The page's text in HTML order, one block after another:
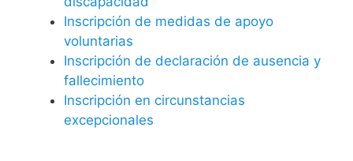
Inscripción de medidas de apoyo
voluntarias
Inscripción de declaración de ausencia y
fallecimiento
Inscripción en circunstancias
excepcionales